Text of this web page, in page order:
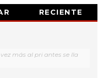
RECIENTE
más al pri antes se lla